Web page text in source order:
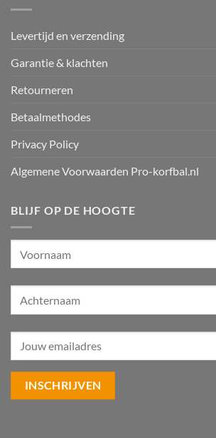
Levertijd en verzending
Garantie & klachten
Retourneren
Betaalmethodes
Privacy Policy
Algemene Voorwaarden Pro-korfbal.nl
BLIJF OP DE HOOGTE